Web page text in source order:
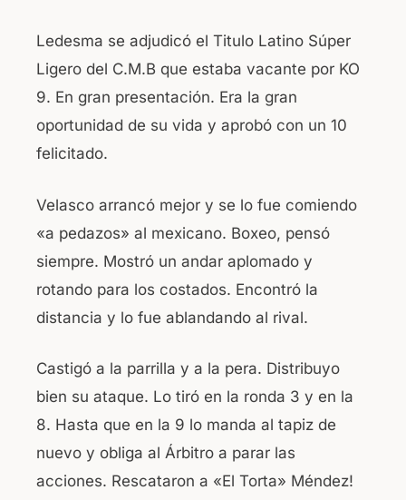
Ledesma se adjudicó el Titulo Latino Súper
Ligero del C.M.B que estaba vacante por KO
9. En gran presentación. Era la gran
oportunidad de su vida y aprobó con un 10
felicitado.
Velasco arrancó mejor y se lo fue comiendo
«a pedazos» al mexicano. Boxeo, pensó
siempre. Mostró un andar aplomado y
rotando para los costados. Encontró la
distancia y lo fue ablandando al rival.
Castigó a la parrilla y a la pera. Distribuyo
bien su ataque. Lo tiró en la ronda 3 y en la
8. Hasta que en la 9 lo manda al tapiz de
nuevo y obliga al Árbitro a parar las
acciones. Rescataron a «El Torta» Méndez!